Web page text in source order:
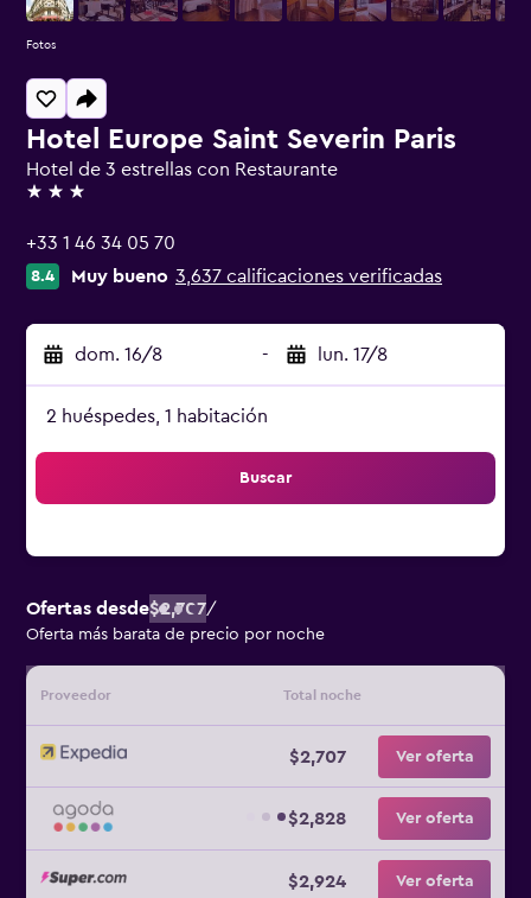
Hotel Europe Saint Severin Paris
Hotel de 3 estrellas con Restaurante
3 estrellas
+33 1 46 34 05 70
8.4 Muy bueno 3,637 calificaciones verificadas
dom. 16/8 - lun. 17/8
2 huéspedes, 1 habitación
Buscar
Ofertas desde$2,707/
Oferta más barata de precio por noche
Proveedor Total noche
$2,707 Ver oferta
$2,828 Ver oferta
$2,924 Ver oferta
Fotos